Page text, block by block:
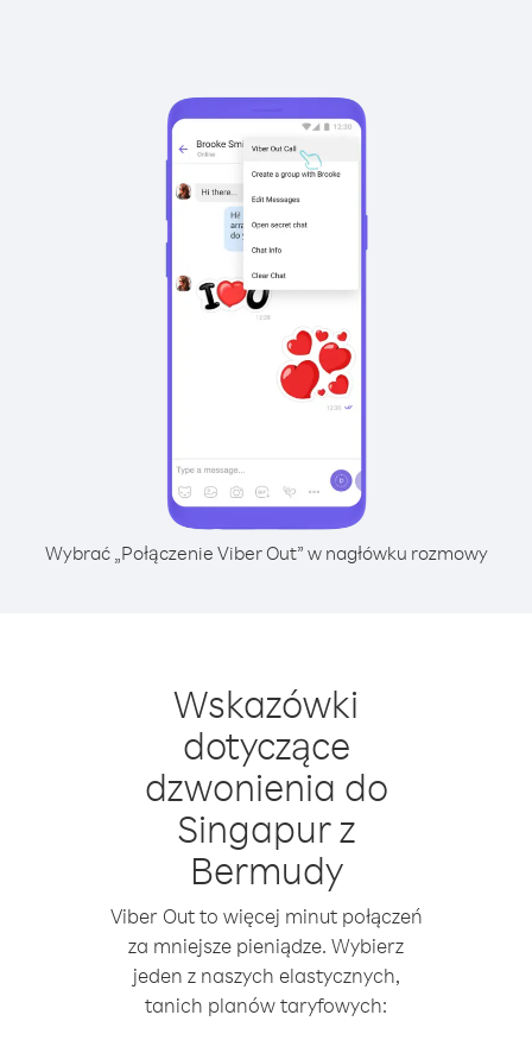
Wybrać „Połączenie Viber Out” w nagłówku rozmowy
Wskazówki
dotyczące
dzwonienia do
Singapur z
Bermudy
Viber Out to więcej minut połączeń
za mniejsze pieniądze. Wybierz
jeden z naszych elastycznych,
tanich planów taryfowych: